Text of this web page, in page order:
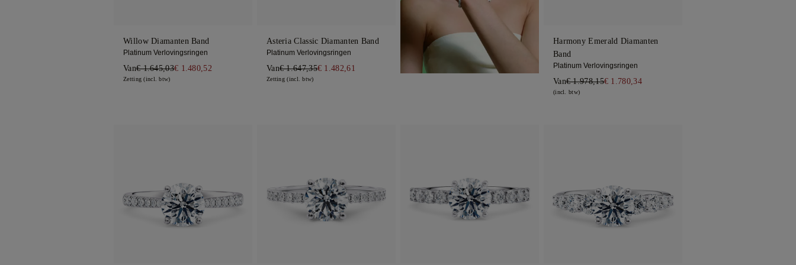
Willow Diamanten Band
Platinum Verlovingsringen
Van€ 1.645,03€ 1.480,52
Zetting (incl. btw)
Asteria Classic Diamanten Band
Platinum Verlovingsringen
Van€ 1.647,35€ 1.482,61
Zetting (incl. btw)
Harmony Emerald Diamanten
Band
Platinum Verlovingsringen
Van€ 1.978,15€ 1.780,34
(incl. btw)